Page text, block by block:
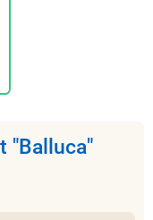
"Balluca"